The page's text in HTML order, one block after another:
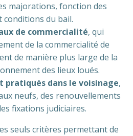
majorations, fonction des
conditions du bail.
de commercialité, qui
de la commercialité de
de manière plus large de la
des lieux loués.
pratiqués dans le voisinage,
neufs, des renouvellements
fixations judiciaires.
seuls critères permettant de